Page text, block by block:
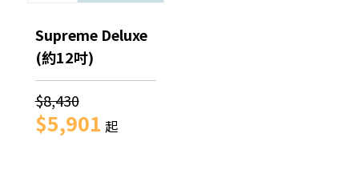
Supreme Deluxe
(約12吋)
$8,430
$5,901 起